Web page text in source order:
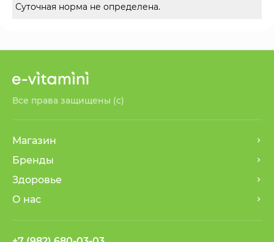
Суточная норма не определена.
Все права защищены (с)
Магазин
Бренды
Здоровье
О нас